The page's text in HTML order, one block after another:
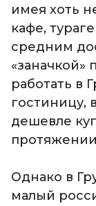
имея хоть
кафе,
средним
«заначкой»
работать в
гостиницу,
дешевле
Однако в
малый